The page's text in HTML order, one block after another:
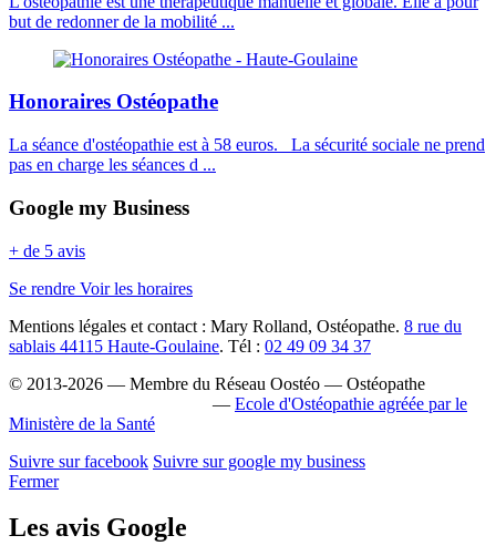
but de redonner de la mobilité ...
Honoraires Ostéopathe
La séance d'ostéopathie est à 58 euros. La sécurité sociale ne prend
pas en charge les séances d ...
Google my Business
+ de 5 avis
Se rendre Voir les horaires
Mentions légales et contact : Mary Rolland, Ostéopathe. 8 rue du
sablais 44115 Haute-Goulaine. Tél : 02 49 09 34 37
© 2013-2026 — Membre du Réseau Oostéo — Ostéopathe
— Ecole d'Ostéopathie agréée par le
Ministère de la Santé
Suivre sur facebook Suivre sur google my business
Fermer
Les avis Google